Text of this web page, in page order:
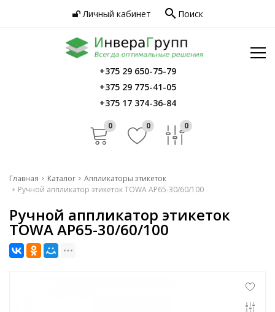
Личный кабинет search Поиск
Главная
Каталог
Услуги
Сервис
Контакты
+375 29 650-75-79
+375 29 775-41-05
+375 17 374-36-84
0 0 0
Главная Каталог
Аппликаторы этикеток
Ручной аппликатор этикеток TOWA AP65-30/60/100
Ручной аппликатор этикеток
TOWA AP65-30/60/100
Услуги
Сервис
Инфо
Контакты